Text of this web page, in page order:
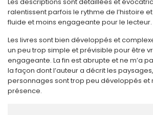
ralentissent parfois le rythme de l’histoire
fluide et moins engageante pour le lecteur.
Les livres sont bien développés et
un peu trop simple et prévisible pour être
engageante. La fin est abrupte et ne m’a
la façon dont l’auteur a décrit les
personnages sont trop peu développés et
présence.